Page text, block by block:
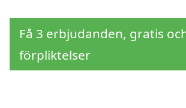
Få 3 erbjudanden, gratis
förpliktelser